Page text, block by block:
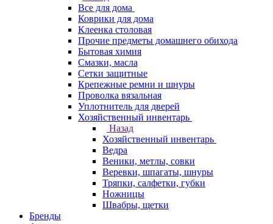
Все для дома
Коврики для дома
Клеенка столовая
Прочие предметы домашнего обихода
Бытовая химия
Смазки, масла
Сетки защитные
Крепежные ремни и шнуры
Проволка вязальная
Уплотнитель для дверей
Хозяйственный инвентарь
Назад
Хозяйственный инвентарь
Ведра
Веники, метлы, совки
Веревки, шпагаты, шнуры
Тряпки, салфетки, губки
Ножницы
Швабры, щетки
Бренды